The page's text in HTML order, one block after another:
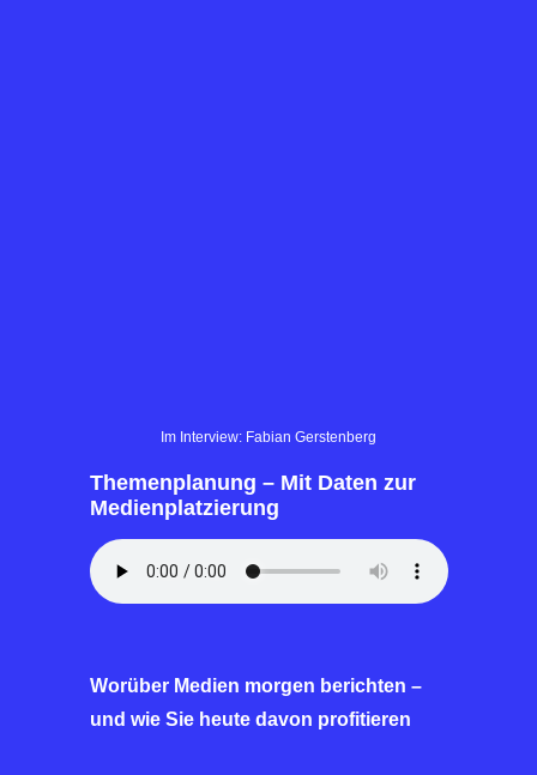
Im Interview: Fabian Gerstenberg
Themenplanung – Mit Daten zur
Medienplatzierung
Worüber Medien morgen berichten –
und wie Sie heute davon profitieren